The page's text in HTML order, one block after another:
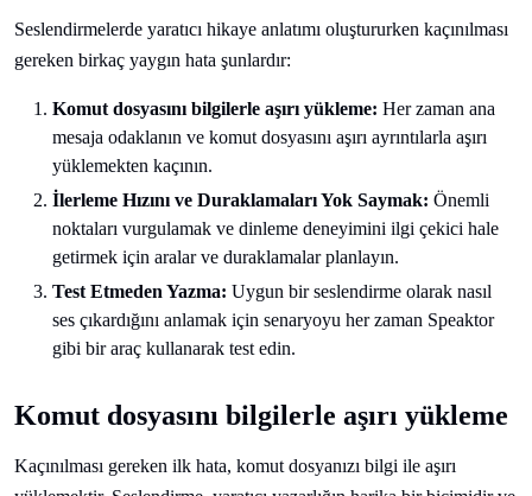
Seslendirmelerde yaratıcı hikaye anlatımı oluştururken kaçınılması
gereken birkaç yaygın hata şunlardır:
Komut dosyasını bilgilerle aşırı yükleme: Her zaman ana
mesaja odaklanın ve komut dosyasını aşırı ayrıntılarla aşırı
yüklemekten kaçının.
İlerleme Hızını ve Duraklamaları Yok Saymak: Önemli
noktaları vurgulamak ve dinleme deneyimini ilgi çekici hale
getirmek için aralar ve duraklamalar planlayın.
Test Etmeden Yazma: Uygun bir seslendirme olarak nasıl
ses çıkardığını anlamak için senaryoyu her zaman Speaktor
gibi bir araç kullanarak test edin.
Komut dosyasını bilgilerle aşırı yükleme
Kaçınılması gereken ilk hata, komut dosyanızı bilgi ile aşırı